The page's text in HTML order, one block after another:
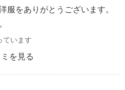
服をありがとうございます。
ています
を見る